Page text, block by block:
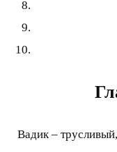
Вадик –